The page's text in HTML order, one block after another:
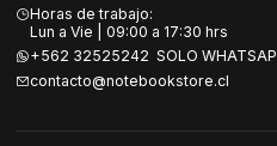
Horas de trabajo:
Lun a Vie | 09:00 a 17:30 hrs
+562 32525242 SOLO
contacto@notebookstore.cl